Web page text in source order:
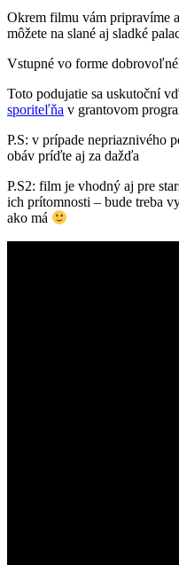
Okrem filmu vám pripravíme
môžete na slané aj sladké
Vstupné vo forme
Toto podujatie sa uskutoční
sporiteľňa v grantovom
P.S: v prípade nepriaznivého
obáv príďte aj za dažďa
P.S2: film je vhodný aj pre
ich prítomnosti – bude treba
ako má